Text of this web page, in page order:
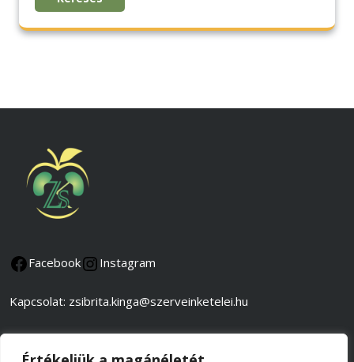
Facebook Instagram
Kapcsolat: zsibrita.kinga@szerveinketelei.hu
Adatkezelési és adatvédelmi tájékoztató